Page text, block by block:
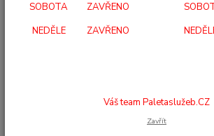
SOBOTA ZAVŘENO
NEDĚLE ZAVŘENO
Váš team Paletaslužeb.CZ
Zavřít